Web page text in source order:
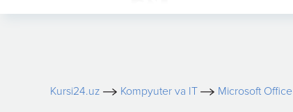
Kursi24.uz Kompyuter va IT Microsoft Office